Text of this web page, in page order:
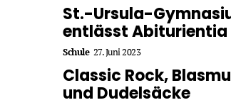
St.-Ursula-
entlässt Abiturientia
Schule 27. Juni 2023
Classic Rock,
und Dudelsäcke